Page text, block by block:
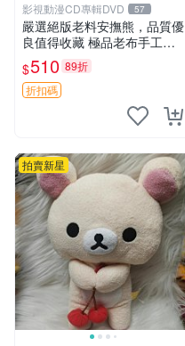
影視動漫CD專輯DVD 57
嚴選絕版老料安撫熊，品質優
良值得收藏 極品老布手工安
撫搖鈴玩具，適合哄睡寶貝
超柔老料搖鈴熊，專為孩子設
計的安心伴護 推薦絕版老布
製工藝搖鈴熊，可當作童
$510 89折
折扣碼
拍賣新星